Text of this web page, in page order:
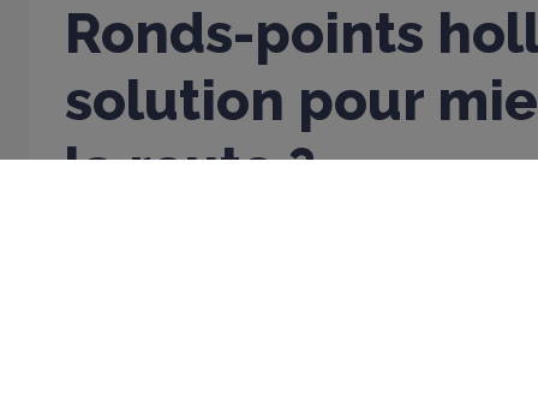
Ronds-points
solution pour
la route ?